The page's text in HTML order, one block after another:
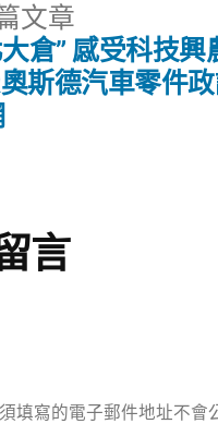
文章
一
篇
倉” 感受科技興
斯德汽車零件政
言
填寫的電子郵件地址不會